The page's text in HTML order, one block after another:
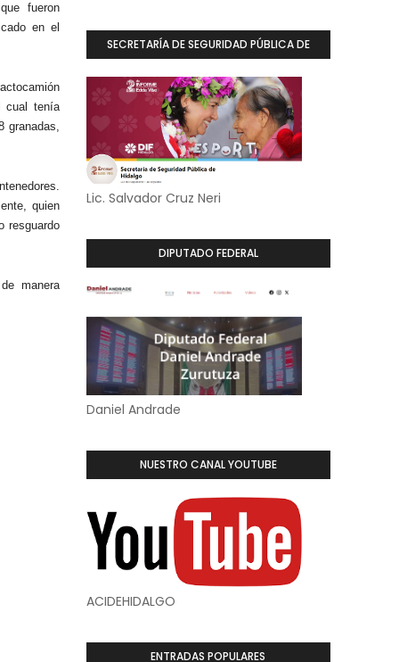
fueron
en el
cual tenía
granadas,
quien
resguardo
manera
SECRETARÍA DE SEGURIDAD PÚBLICA DE
Lic. Salvador Cruz Neri
DIPUTADO FEDERAL
Daniel Andrade
NUESTRO CANAL YOUTUBE
ACIDEHIDALGO
ENTRADAS POPULARES